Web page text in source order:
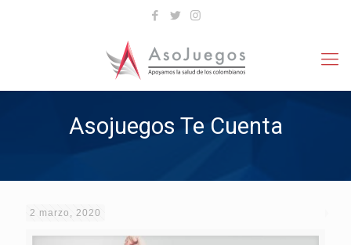
Asojuegos Te Cuenta
2 marzo, 2020